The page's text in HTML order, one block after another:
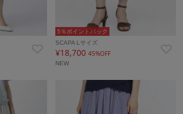
5％ポイントバック
SCAPA Lサイズ
¥18,70045%OFF
NEW